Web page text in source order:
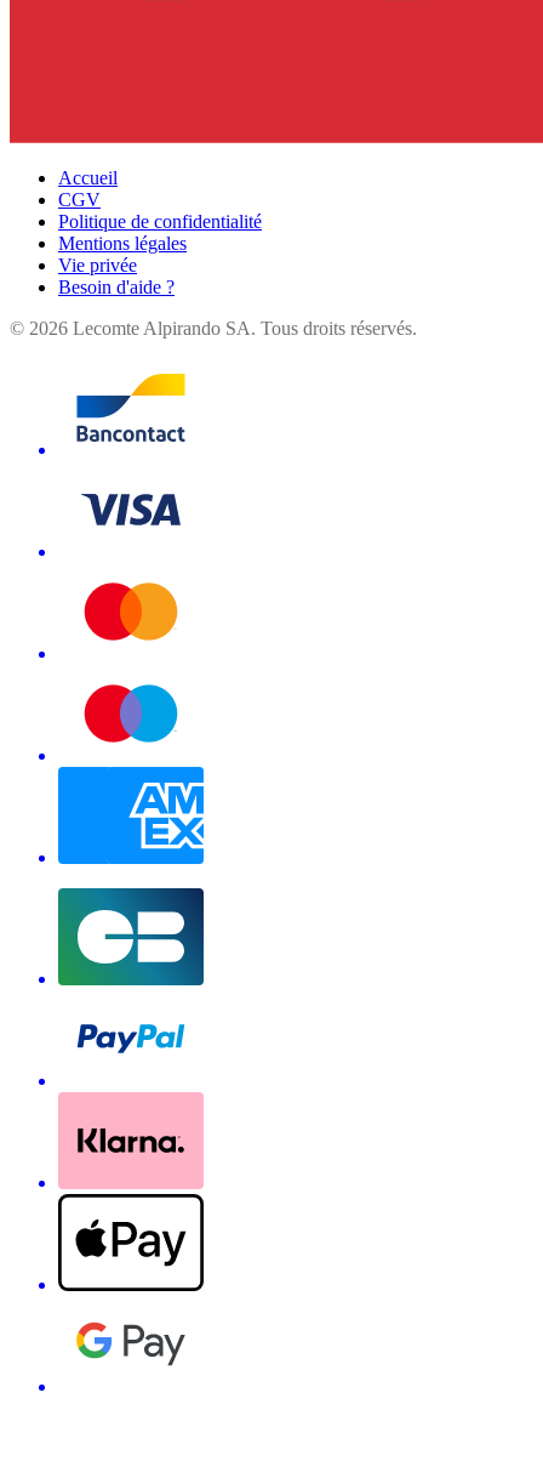
Accueil
CGV
Politique de confidentialité
Mentions légales
Vie privée
Besoin d'aide ?
© 2026 Lecomte Alpirando SA. Tous droits réservés.